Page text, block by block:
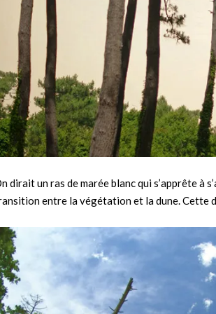
dirait un ras de marée blanc qui s’apprête à
entre la végétation et la dune.